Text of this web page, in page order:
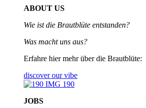
ABOUT US
Wie ist die Brautblüte entstanden?
Was macht uns aus?
Erfahre hier mehr über die Brautblüte:
discover our vibe
JOBS